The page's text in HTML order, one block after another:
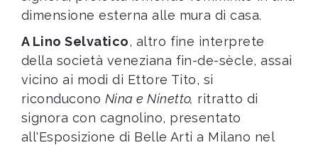
dimensione esterna alle mura di casa.
A Lino Selvatico, altro fine interprete
della società veneziana fin-de-sècle, assai
vicino ai modi di Ettore Tito, si
riconducono Nina e Ninetto, ritratto di
signora con cagnolino, presentato
all'Esposizione di Belle Arti a Milano nel